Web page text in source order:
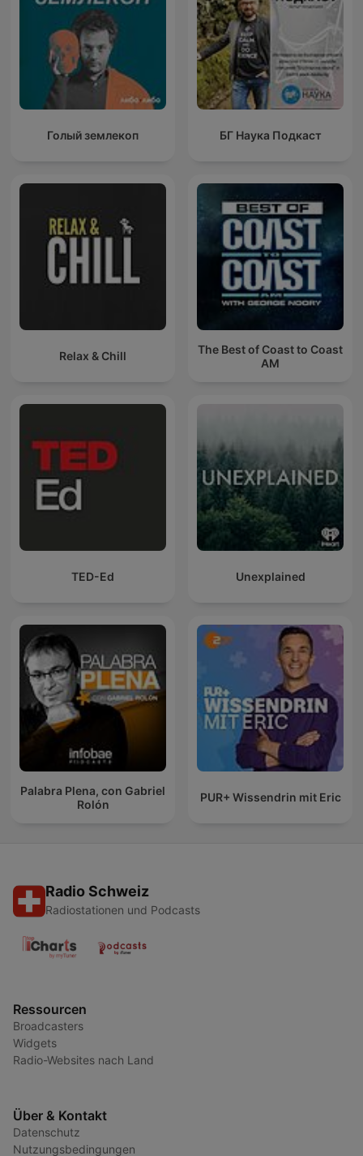
Голый землекоп БГ Наука Подкаст
Relax & Chill
The Best of Coast to Coast
AM
TED-Ed Unexplained
Palabra Plena, con Gabriel
Rolón
PUR+ Wissendrin mit Eric
Radio Schweiz
Radiostationen und Podcasts
Ressourcen
Broadcasters
Widgets
Radio-Websites nach Land
Über & Kontakt
Datenschutz
Nutzungsbedingungen